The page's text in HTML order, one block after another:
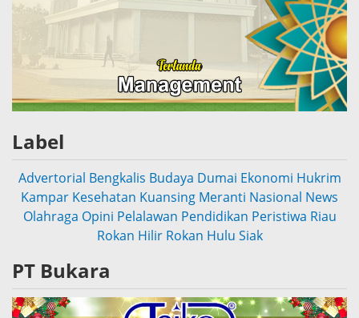
Label
Advertorial Bengkalis Budaya Dumai Ekonomi Hukrim
Kampar Kesehatan Kuansing Meranti Nasional News
Olahraga Opini Pelalawan Pendidikan Peristiwa Riau
Rokan Hilir Rokan Hulu Siak
PT Bukara